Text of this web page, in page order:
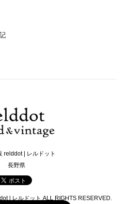
relddot | レルドット
長野県
| レルドット ALL RIGHTS RESERVED.